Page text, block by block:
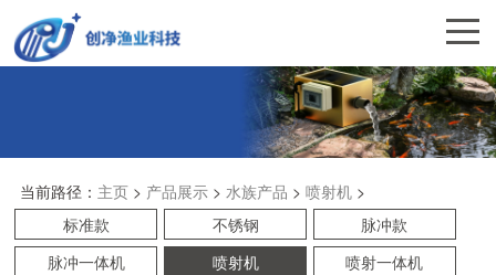
当前路径： 主页> 产品展示> 水族产品 > 喷射机>
标准款
不锈钢
脉冲款
脉冲一体机
喷射机
喷射一体机